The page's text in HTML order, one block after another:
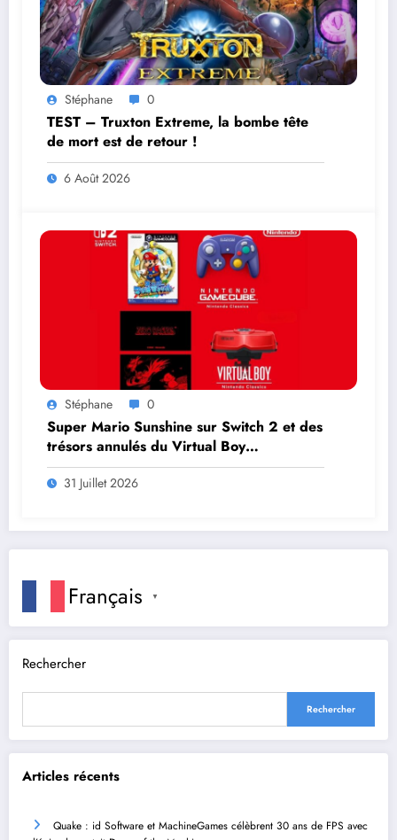
Stéphane 0
TEST – Truxton Extreme, la bombe tête
de mort est de retour !
6 Août 2026
Stéphane 0
Super Mario Sunshine sur Switch 2 et des
trésors annulés du Virtual Boy
débarquent en août
31 Juillet 2026
Français ▼
Rechercher
Rechercher
Articles récents
Quake : id Software et MachineGames célèbrent 30 ans de FPS avec